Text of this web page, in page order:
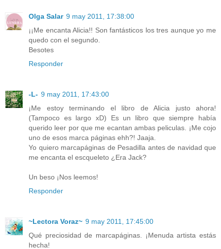
Olga Salar 9 may 2011, 17:38:00
¡¡Me encanta Alicia!! Son fantásticos los tres aunque yo me
quedo con el segundo.
Besotes
Responder
-L- 9 may 2011, 17:43:00
¡Me estoy terminando el libro de Alicia justo ahora!
(Tampoco es largo xD) Es un libro que siempre había
querido leer por que me ecantan ambas peliculas. ¡Me cojo
uno de esos marca páginas ehh?! Jaaja.
Yo quiero marcapáginas de Pesadilla antes de navidad que
me encanta el escqueleto ¿Era Jack?
Un beso ¡Nos leemos!
Responder
~Lectora Voraz~ 9 may 2011, 17:45:00
Qué preciosidad de marcapáginas. ¡Menuda artista estás
hecha!